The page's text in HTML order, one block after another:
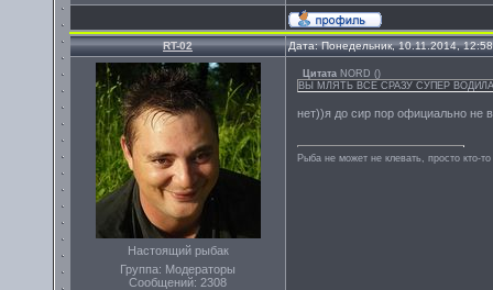
RT-02 Дата: Понедельник, 10.11.2014,
Настоящий рыбак
Группа: Модераторы
Сообщений: 2308
Цитата NORD ()
ВЫ МЛЯТЬ ВСЕ СРАЗУ СУПЕР
нет))я до сир пор официально не
Рыба не может не клевать, просто кто-